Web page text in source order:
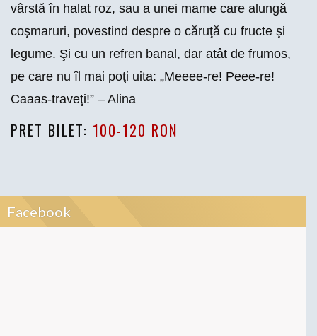
vârstă în halat roz, sau a unei mame care alungă
coşmaruri, povestind despre o căruţă cu fructe şi
legume. Şi cu un refren banal, dar atât de frumos,
pe care nu îl mai poţi uita: „Meeee-re! Peee-re!
Caaas-traveţi!” – Alina
PRET BILET: 100-120 RON
Facebook